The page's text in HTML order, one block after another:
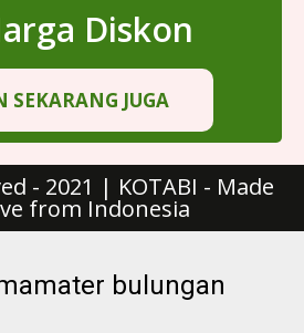
Diskon
SEKARANG JUGA
- 2021 | KOTABI - Made
from Indonesia
bulungan